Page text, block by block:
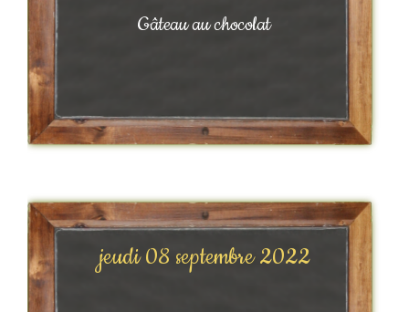
Gâteau au chocolat
jeudi 08 septembre 2022